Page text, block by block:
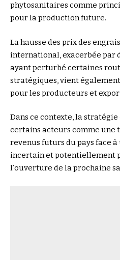
phytosanitaires comme
pour la production future.
La hausse des prix des
international, exacerbée par
ayant perturbé certaines
stratégiques, vient
pour les producteurs et
Dans ce contexte, la stratégie
certains acteurs comme une
revenus futurs du pays face
incertain et potentiellement
l’ouverture de la prochaine